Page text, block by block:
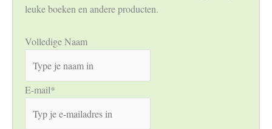
leuke boeken en andere producten.
Volledige Naam
E-mail*